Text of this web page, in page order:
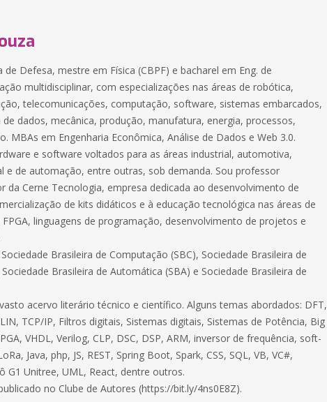
Defesa, mestre em Física (CBPF) e bacharel em Eng. de
multidisciplinar, com especializações nas áreas de robótica,
telecomunicações, computação, software, sistemas embarcados,
dados, mecânica, produção, manufatura, energia, processos,
MBAs em Engenharia Econômica, Análise de Dados e Web 3.0.
e software voltados para as áreas industrial, automotiva,
e de automação, entre outras, sob demanda. Sou professor
da Cerne Tecnologia, empresa dedicada ao desenvolvimento de
de kits didáticos e à educação tecnológica nas áreas de
linguagens de programação, desenvolvimento de projetos e
Brasileira de Computação (SBC), Sociedade Brasileira de
Brasileira de Automática (SBA) e Sociedade Brasileira de
acervo literário técnico e científico. Alguns temas abordados: DFT,
TCP/IP, Filtros digitais, Sistemas digitais, Sistemas de Potência, Big
VHDL, Verilog, CLP, DSC, DSP, ARM, inversor de frequência, soft-
Java, php, JS, REST, Spring Boot, Spark, CSS, SQL, VB, VC#,
G1 Unitree, UML, React, dentre outros.
no Clube de Autores (https://bit.ly/4ns0E8Z).